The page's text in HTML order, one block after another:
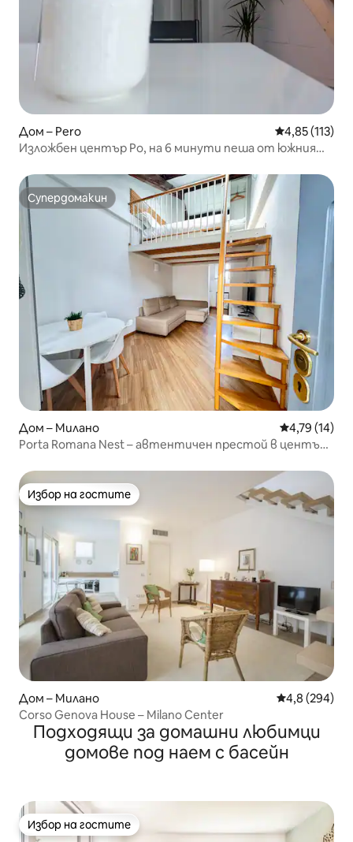
Дом – Pero Средна
4,85 (113)
Изложбен център Ро, на 6 минути пеша от южния
Супердомакин
Супердомакин
Дом – Милано Средна
4,79 (14)
Porta Romana Nest – автентичен престой в центъра
Избор на гостите
Избор на гостите
Дом – Милано Средна
4,8 (294)
Corso Genova House – Milano Center
Подходящи за домашни любимци
домове под наем с басейн
Избор на гостите
Избор на гостите